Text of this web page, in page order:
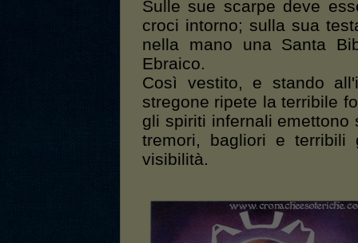
Sulle sue scarpe deve
croci intorno; sulla sua
nella mano una Santa
Ebraico.
Così vestito, e stando
stregone ripete la terribile
gli spiriti infernali
tremori, bagliori e terribili
visibilità.